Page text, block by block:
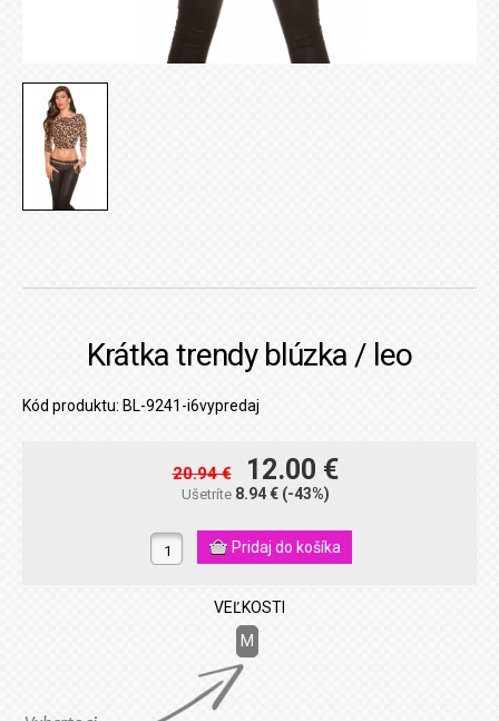
Krátka trendy blúzka / leo
Kód produktu: BL-9241-i6vypredaj
20.94 € 12.00 €
Ušetríte 8.94 € (-43%)
VEĽKOSTI
M